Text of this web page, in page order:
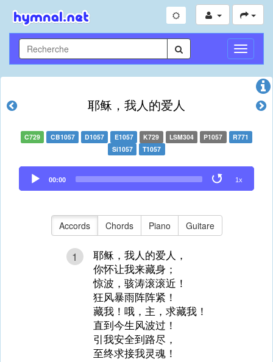
Toggle
耶稣，我人的爱人
C729 CB1057 D1057 E1057 K729 LSM304 P1057
R771
Si1057
T1057
Audio
Player
00:00 1x
Accords Chords Piano Guitare
1
耶稣，我人的爱人，
你怀让我来藏身；
惊波，骇涛滚滚近！
狂风暴雨阵阵紧！
藏我！哦，主，求藏我！
直到今生风波过！
引我安全到路尽，
至终求接我灵魂！